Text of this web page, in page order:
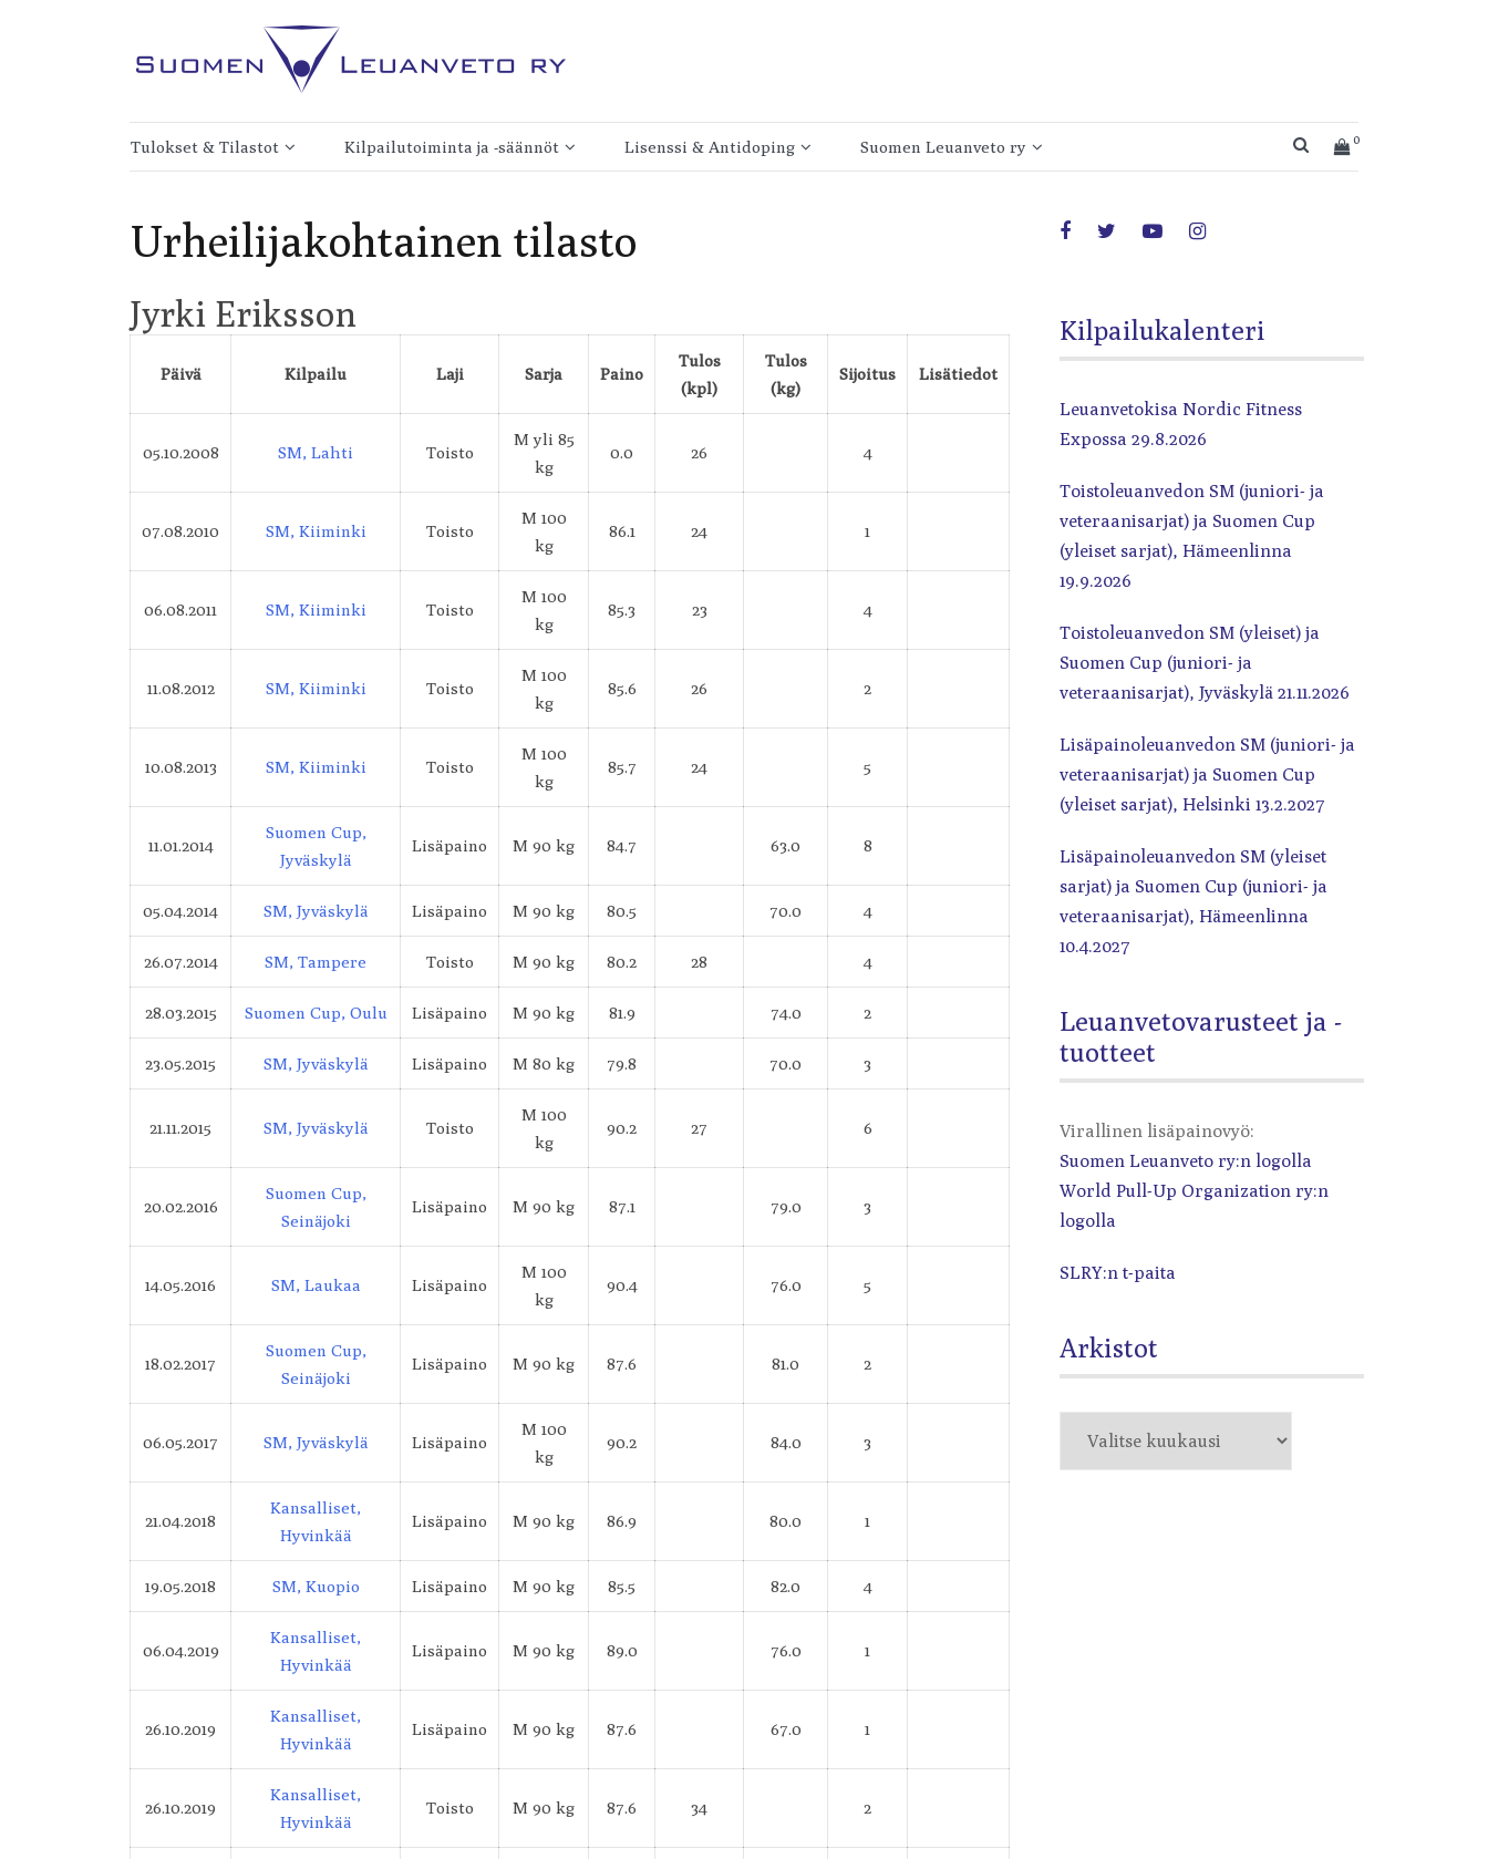
Suomen Leuanveto ry
Tulokset & Tilastot
Toistoleuanvedon Suomen
Lisäpainoleuanvedon Suomen
ennätykset
maailmanennätykset
Leuanvetotilastoja
Kilpailutoiminta ja -säännöt
Verkkokauppa
Toistoleuanvedon
Lisäpainoleuanvedon
Lisenssi & Antidoping Suomen Leuanveto ry
Jäsenseurat
SEARCH BUTTON
0
Urheilijakohtainen tilasto
Jyrki Eriksson
Päivä Kilpailu Laji Sarja Paino
Tulos
(kpl)
Tulos
(kg)
Sijoitus Lisätiedot
05.10.2008 SM, Lahti Toisto
M yli 85
kg
0.0 26 4
07.08.2010 SM, Kiiminki Toisto
M 100
kg
86.1 24 1
06.08.2011 SM, Kiiminki Toisto
M 100
kg
85.3 23 4
11.08.2012 SM, Kiiminki Toisto
M 100
kg
85.6 26 2
10.08.2013 SM, Kiiminki Toisto
M 100
kg
85.7 24 5
11.01.2014
Suomen Cup,
Jyväskylä
Lisäpaino M 90 kg 84.7 63.0 8
05.04.2014 SM, Jyväskylä Lisäpaino M 90 kg 80.5 70.0 4
26.07.2014 SM, Tampere Toisto M 90 kg 80.2 28 4
28.03.2015 Suomen Cup, Oulu Lisäpaino M 90 kg 81.9 74.0 2
23.05.2015 SM, Jyväskylä Lisäpaino M 80 kg 79.8 70.0 3
21.11.2015 SM, Jyväskylä Toisto
M 100
kg
90.2 27 6
20.02.2016
Suomen Cup,
Seinäjoki
Lisäpaino M 90 kg 87.1 79.0 3
14.05.2016 SM, Laukaa Lisäpaino
M 100
kg
90.4 76.0 5
18.02.2017
Suomen Cup,
Seinäjoki
Lisäpaino M 90 kg 87.6 81.0 2
06.05.2017 SM, Jyväskylä Lisäpaino
M 100
kg
90.2 84.0 3
21.04.2018
Kansalliset,
Hyvinkää
Lisäpaino M 90 kg 86.9 80.0 1
19.05.2018 SM, Kuopio Lisäpaino M 90 kg 85.5 82.0 4
06.04.2019
Kansalliset,
Hyvinkää
Lisäpaino M 90 kg 89.0 76.0 1
26.10.2019
Kansalliset,
Hyvinkää
Lisäpaino M 90 kg 87.6 67.0 1
26.10.2019
Kansalliset,
Hyvinkää
Toisto M 90 kg 87.6 34 2
Kilpailukalenteri
Leuanvetokisa Nordic Fitness
Expossa 29.8.2026
Toistoleuanvedon SM (juniori- ja
veteraanisarjat) ja Suomen Cup
(yleiset sarjat), Hämeenlinna
19.9.2026
Toistoleuanvedon SM (yleiset) ja
Suomen Cup (juniori- ja
veteraanisarjat), Jyväskylä 21.11.2026
Lisäpainoleuanvedon SM (juniori- ja
veteraanisarjat) ja Suomen Cup
(yleiset sarjat), Helsinki 13.2.2027
Lisäpainoleuanvedon SM (yleiset
sarjat) ja Suomen Cup (juniori- ja
veteraanisarjat), Hämeenlinna
10.4.2027
Leuanvetovarusteet ja -
tuotteet
Virallinen lisäpainovyö:
Suomen Leuanveto ry:n logolla
World Pull-Up Organization ry:n
logolla
SLRY:n t-paita
Arkistot